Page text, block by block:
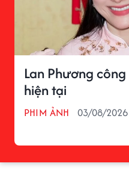
Lan Phương
hiện tại
PHIM ẢNH 03/08/